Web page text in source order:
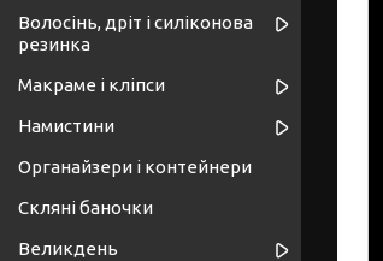
Волосінь, дріт і силіконова
резинка
Макраме і кліпси
Намистини
Органайзери і контейнери
Скляні баночки
Великдень